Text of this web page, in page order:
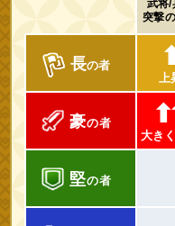
武将/
突撃
長の者 ⬆
上
豪の者
大き
堅の者